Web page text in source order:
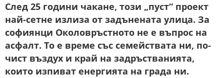
След 25 години чакане, този „пуст“ проект
най-сетне излиза от задънената улица. За
софиянци Околовръстното не е въпрос на
асфалт. То е време със семействата ни, по-
чист въздух и край на задръстванията,
които изпиват енергията на града ни.